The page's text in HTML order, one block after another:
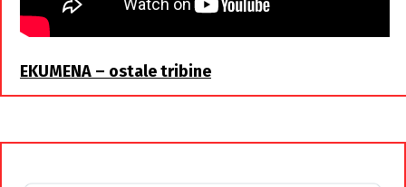
EKUMENA – ostale tribine